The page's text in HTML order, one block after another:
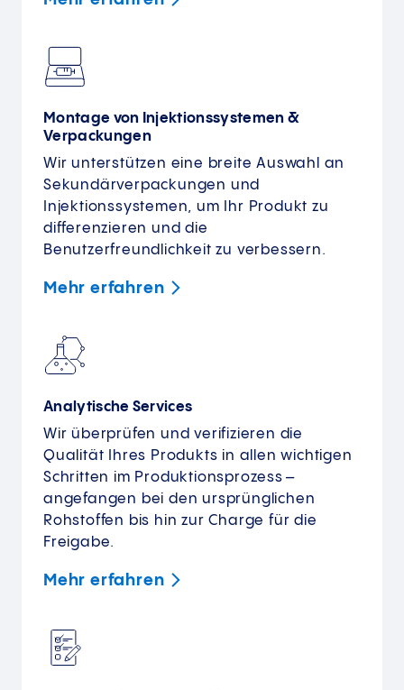
Montage von Injektionssystemen &
Verpackungen
Wir unterstützen eine breite Auswahl an
Sekundärverpackungen und
Injektionssystemen, um Ihr Produkt zu
differenzieren und die
Benutzerfreundlichkeit zu verbessern.
Mehr erfahren
Analytische Services
Wir überprüfen und verifizieren die
Qualität Ihres Produkts in allen wichtigen
Schritten im Produktionsprozess –
angefangen bei den ursprünglichen
Rohstoffen bis hin zur Charge für die
Freigabe.
Mehr erfahren